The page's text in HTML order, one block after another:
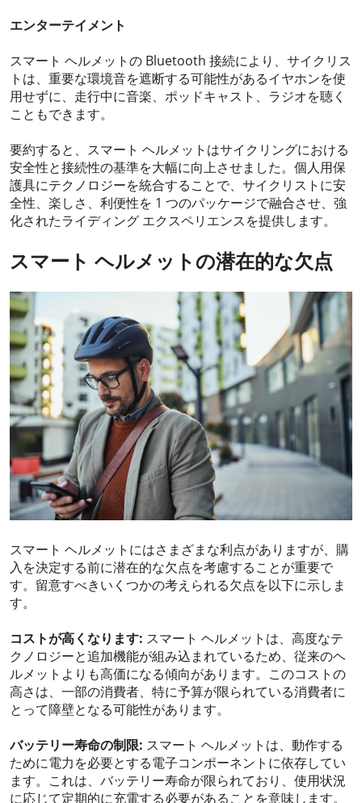
エンターテイメント
スマート ヘルメットの Bluetooth 接続により、サイクリス
トは、重要な環境音を遮断する可能性があるイヤホンを使
用せずに、走行中に音楽、ポッドキャスト、ラジオを聴く
こともできます。
要約すると、スマート ヘルメットはサイクリングにおける
安全性と接続性の基準を大幅に向上させました。個人用保
護具にテクノロジーを統合することで、サイクリストに安
全性、楽しさ、利便性を 1 つのパッケージで融合させ、強
化されたライディング エクスペリエンスを提供します。
スマート ヘルメットの潜在的な欠点
スマート ヘルメットにはさまざまな利点がありますが、購
入を決定する前に潜在的な欠点を考慮することが重要で
す。留意すべきいくつかの考えられる欠点を以下に示しま
す。
コストが高くなります: スマート ヘルメットは、高度なテ
クノロジーと追加機能が組み込まれているため、従来のヘ
ルメットよりも高価になる傾向があります。このコストの
高さは、一部の消費者、特に予算が限られている消費者に
とって障壁となる可能性があります。
バッテリー寿命の制限: スマート ヘルメットは、動作する
ために電力を必要とする電子コンポーネントに依存してい
ます。これは、バッテリー寿命が限られており、使用状況
に応じて定期的に充電する必要があることを意味します。